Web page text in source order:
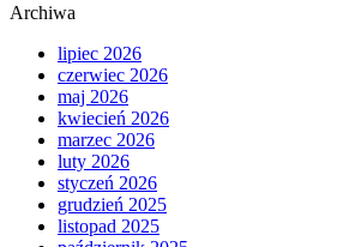
Archiwa
lipiec 2026
czerwiec 2026
maj 2026
kwiecień 2026
marzec 2026
luty 2026
styczeń 2026
grudzień 2025
listopad 2025